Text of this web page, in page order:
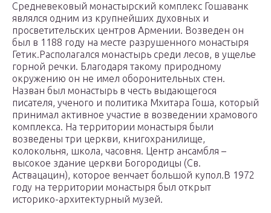
Средневековый монастырский комплекс Гошаванк
являлся одним из крупнейших духовных и
просветительских центров Армении. Возведен он
был в 1188 году на месте разрушенного монастыря
Гетик.Располагался монастырь среди лесов, в ущелье
горной речки. Благодаря такому природному
окружению он не имел оборонительных стен.
Назван был монастырь в честь выдающегося
писателя, ученого и политика Мхитара Гоша, который
принимал активное участие в возведении храмового
комплекса. На территории монастыря были
возведены три церкви, книгохранилище,
колокольня, школа, часовня. Центр ансамбля –
высокое здание церкви Богородицы (Св.
Аствацацин), которое венчает большой купол.В 1972
году на территории монастыря был открыт
историко-архитектурный музей.